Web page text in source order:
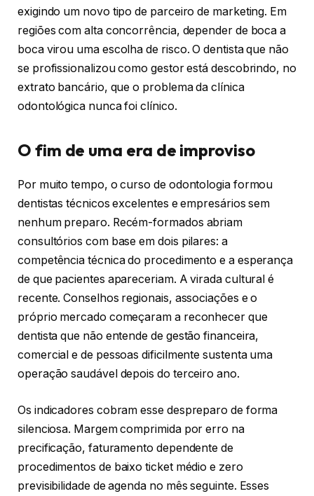
exigindo um novo tipo de parceiro de marketing. Em
regiões com alta concorrência, depender de boca a
boca virou uma escolha de risco. O dentista que não
se profissionalizou como gestor está descobrindo, no
extrato bancário, que o problema da clínica
odontológica nunca foi clínico.
O fim de uma era de improviso
Por muito tempo, o curso de odontologia formou
dentistas técnicos excelentes e empresários sem
nenhum preparo. Recém-formados abriam
consultórios com base em dois pilares: a
competência técnica do procedimento e a esperança
de que pacientes apareceriam. A virada cultural é
recente. Conselhos regionais, associações e o
próprio mercado começaram a reconhecer que
dentista que não entende de gestão financeira,
comercial e de pessoas dificilmente sustenta uma
operação saudável depois do terceiro ano.
Os indicadores cobram esse despreparo de forma
silenciosa. Margem comprimida por erro na
precificação, faturamento dependente de
procedimentos de baixo ticket médio e zero
previsibilidade de agenda no mês seguinte. Esses